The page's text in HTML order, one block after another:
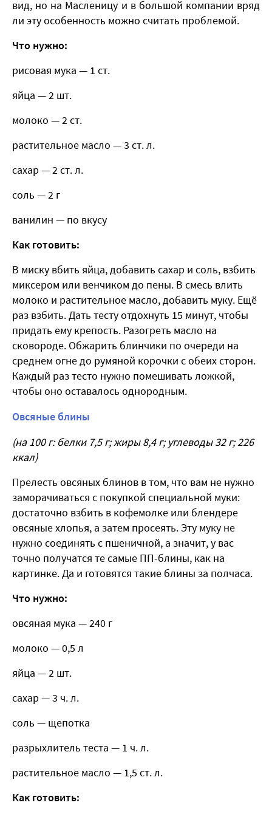
вид, но на Масленицу и в большой компании вряд
ли эту особенность можно считать проблемой.
Что нужно:
рисовая мука — 1 ст.
яйца — 2 шт.
молоко — 2 ст.
растительное масло — 3 ст. л.
сахар — 2 ст. л.
соль — 2 г
ванилин — по вкусу
Как готовить:
В миску вбить яйца, добавить сахар и соль, взбить
миксером или венчиком до пены. В смесь влить
молоко и растительное масло, добавить муку. Ещё
раз взбить. Дать тесту отдохнуть 15 минут, чтобы
придать ему крепость. Разогреть масло на
сковороде. Обжарить блинчики по очереди на
среднем огне до румяной корочки с обеих сторон.
Каждый раз тесто нужно помешивать ложкой,
чтобы оно оставалось однородным.
Овсяные блины
(на 100 г: белки 7,5 г; жиры 8,4 г; углеводы 32 г; 226
ккал)
Прелесть овсяных блинов в том, что вам не нужно
заморачиваться с покупкой специальной муки:
достаточно взбить в кофемолке или блендере
овсяные хлопья, а затем просеять. Эту муку не
нужно соединять с пшеничной, а значит, у вас
точно получатся те самые ПП-блины, как на
картинке. Да и готовятся такие блины за полчаса.
Что нужно:
овсяная мука — 240 г
молоко — 0,5 л
яйца — 2 шт.
сахар — 3 ч. л.
соль — щепотка
разрыхлитель теста — 1 ч. л.
растительное масло — 1,5 ст. л.
Как готовить: